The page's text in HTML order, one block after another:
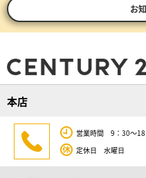
お
本店
営業時間 9：30～18
定休日 水曜日